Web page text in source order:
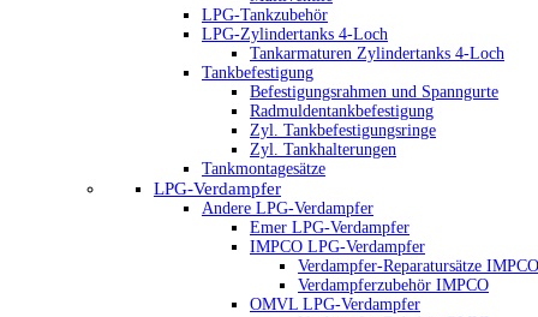
LPG-Tankzubehör
LPG-Zylindertanks 4-Loch
Tankarmaturen Zylindertanks 4-Loch
Tankbefestigung
Befestigungsrahmen und Spanngurte
Radmuldentankbefestigung
Zyl. Tankbefestigungsringe
Zyl. Tankhalterungen
Tankmontagesätze
LPG-Verdampfer
Andere LPG-Verdampfer
Emer LPG-Verdampfer
IMPCO LPG-Verdampfer
Verdampfer-Reparatursätze IMPCO
Verdampferzubehör IMPCO
OMVL LPG-Verdampfer